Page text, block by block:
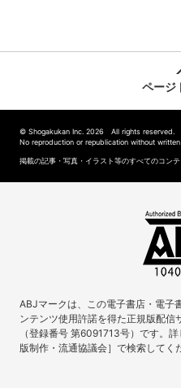
ページ
© Shogakukan Inc. 2026 All rights reserved.
No reproduction or republication without written
掲載の記事・写真・イラスト等のすべてのコン
ABJマークは、この電子書店・電子
ンテンツ使用許諾を得た正規版配
（登録番号 第6091713号）です。
版制作・流通協議会］で検索してく